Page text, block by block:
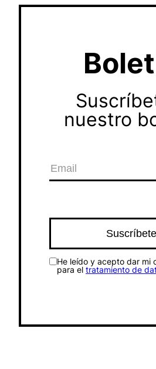
nuestro
He leído y acepto dar mi
para el tratamiento de